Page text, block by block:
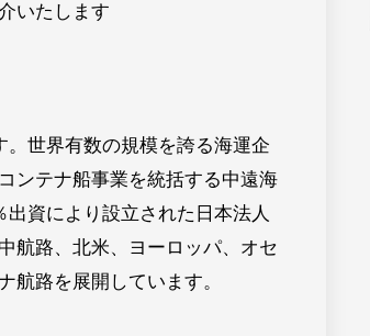
いたします
世界有数の規模を誇る海運企
ンテナ船事業を統括する中遠海
資により設立された日本法人
航路、北米、ヨーロッパ、オセ
航路を展開しています。